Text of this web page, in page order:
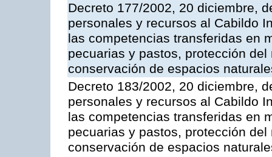
Decreto 177/2002, 20 diciembre,
personales y recursos al Cabildo
las competencias transferidas en
pecuarias y pastos, protección
conservación de espacios
Decreto 183/2002, 20 diciembre,
personales y recursos al Cabildo
las competencias transferidas en
pecuarias y pastos, protección
conservación de espacios